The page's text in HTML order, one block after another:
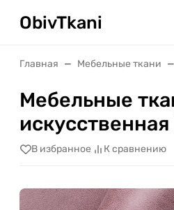
ObivTkani
Главная Мебельные ткани
Мебельные
В избранное К сравнению